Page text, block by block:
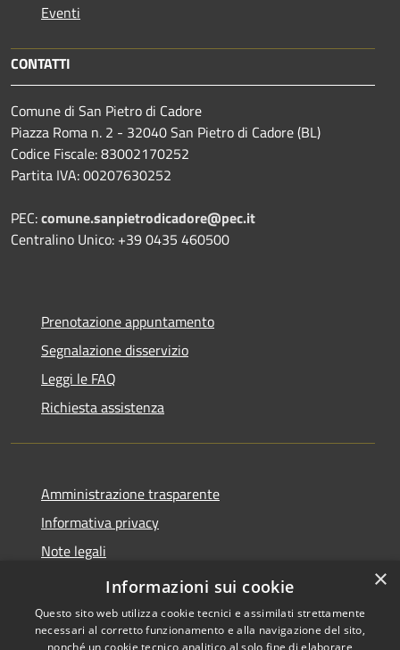
Eventi
CONTATTI
Comune di San Pietro di Cadore
Piazza Roma n. 2 - 32040 San Pietro di Cadore (BL)
Codice Fiscale: 83002170252
Partita IVA: 00207630252
PEC:comune.sanpietrodicadore@pec.it
Centralino Unico: +39 0435 460500
Prenotazione appuntamento
Segnalazione disservizio
Leggi le FAQ
Richiesta assistenza
Amministrazione trasparente
Informativa privacy
Note legali
Dichiarazione di accessibilità
×
Informazioni sui cookie
Questo sito web utilizza cookie tecnici e assimilati strettamente
necessari al corretto funzionamento e alla navigazione del sito,
nonché un cookie tecnico analitico al solo fine di elaborare